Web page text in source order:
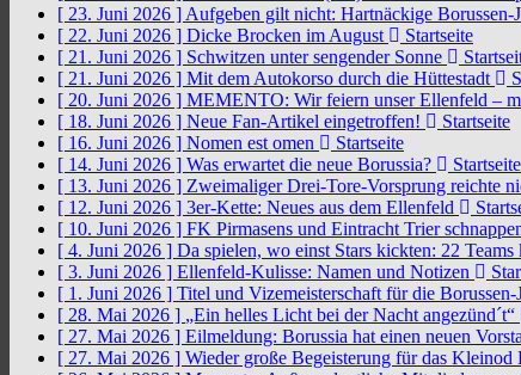
[ 23. Juni 2026 ] Aufgeben gilt nicht: Hartnäckige Borussen-
[ 22. Juni 2026 ] Dicke Brocken im August
Startseite
[ 21. Juni 2026 ] Schwitzen unter sengender Sonne
[ 21. Juni 2026 ] Mit dem Autokorso durch die Hüttestadt
[ 20. Juni 2026 ] MEMENTO: Wir feiern unser Ellenfeld –
[ 18. Juni 2026 ] Neue Fan-Artikel eingetroffen!
Startseite
[ 16. Juni 2026 ] Nomen est omen
Startseite
[ 14. Juni 2026 ] Was erwartet die neue Borussia?
Startseite
[ 13. Juni 2026 ] Zweimaliger Drei-Tore-Vorsprung reichte
[ 12. Juni 2026 ] 3er-Kette: Neues aus dem Ellenfeld
[ 10. Juni 2026 ] FK Pirmasens und Eintracht Trier
[ 4. Juni 2026 ] Da spielen, wo einst Stars kickten: 22
[ 3. Juni 2026 ] Ellenfeld-Kulisse: Namen und Notizen
[ 1. Juni 2026 ] Titel und Vizemeisterschaft für die Borussen-
[ 28. Mai 2026 ] „Ein helles Licht bei der Nacht angezünd´t“
[ 27. Mai 2026 ] Eilmeldung: Borussia hat einen neuen
[ 27. Mai 2026 ] Wieder große Begeisterung für das Kleinod